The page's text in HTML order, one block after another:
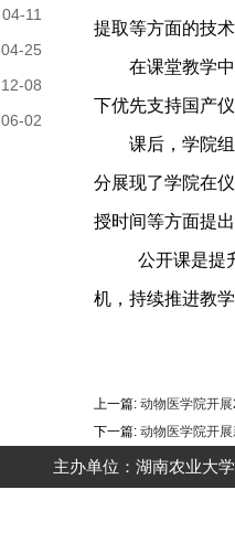
04-11
04-25
12-08
06-02
提取等方面的技
在课堂教学中
下优先支持国产
课后， 学院
分展现了学院在
授时间等方面提
公开课是提
机，持续推进教
上一篇: 动物医学院开
下一篇: 动物医学院开
主办单位：湖南农业大